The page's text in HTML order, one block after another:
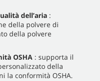
dell’aria :
della polvere di
della polvere
OSHA : supporta il
della
la conformità OSHA.